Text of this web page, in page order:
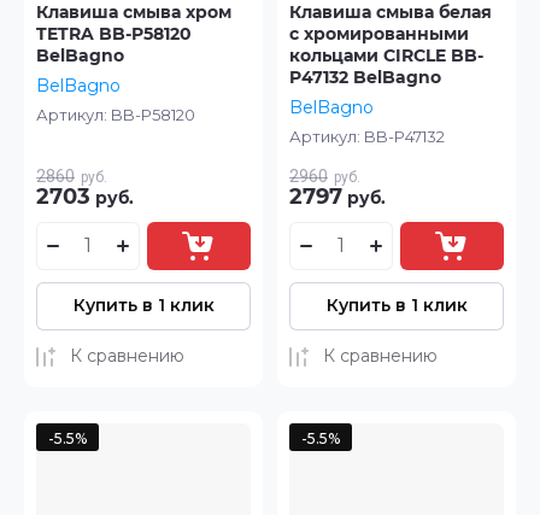
Клавиша смыва хром
TETRA BB-P58120
BelBagno
BelBagno
Артикул: BB-P58120
2860 руб.
2703 руб.
Купить в 1 клик
К сравнению
Клавиша смыва белая
с хромированными
кольцами CIRCLE BB-
P47132 BelBagno
BelBagno
Артикул: BB-P47132
2960 руб.
2797 руб.
Купить в 1 клик
К сравнению
-5.5% -5.5%